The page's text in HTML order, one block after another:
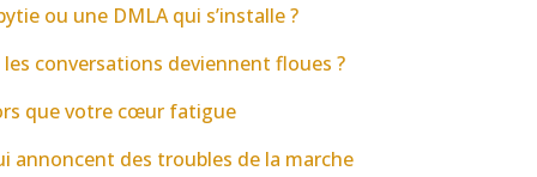
ou une DMLA qui s’installe ?
conversations deviennent floues ?
que votre cœur fatigue
annoncent des troubles de la marche